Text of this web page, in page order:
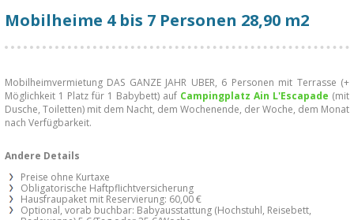
Mobilheime 4 bis 7 Personen 28,90 m2
Mobilheimvermietung DAS GANZE JAHR UBER, 6 Personen mit Terrasse (+
Möglichkeit 1 Platz für 1 Babybett) auf Campingplatz Ain L'Escapade (mit
Dusche, Toiletten) mit dem Nacht, dem Wochenende, der Woche, dem Monat
nach Verfügbarkeit.
Andere Details
Preise ohne Kurtaxe
Obligatorische Haftpflichtversicherung
Hausfraupaket mit Reservierung: 60,00 €
Optional, vorab buchbar: Babyausstattung (Hochstuhl, Reisebett,